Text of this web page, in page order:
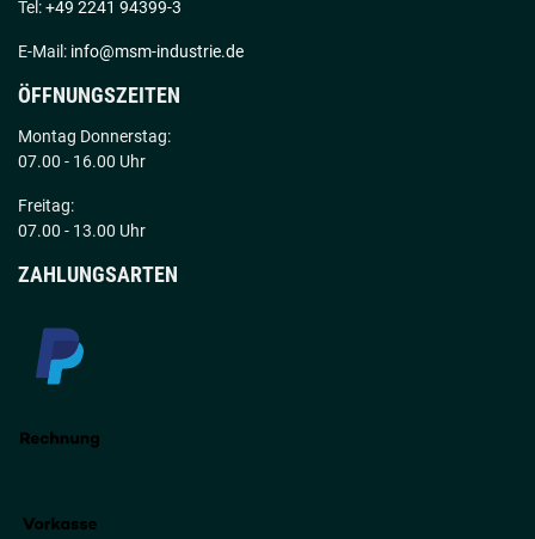
Tel:+49 2241 94399-3
E-Mail: info@msm-industrie.de
ÖFFNUNGSZEITEN
Montag Donnerstag:
07.00 - 16.00 Uhr
Freitag:
07.00 - 13.00 Uhr
ZAHLUNGSARTEN